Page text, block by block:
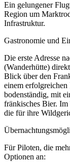
Ein gelungener
Region um
Infrastruktur.
Gastronomie und
Die erste Adresse
(Wanderhütte)
Blick über den
einem
bodenständig, mit
fränkisches Bier. Im
die für ihre
Für Piloten, die
Optionen an: